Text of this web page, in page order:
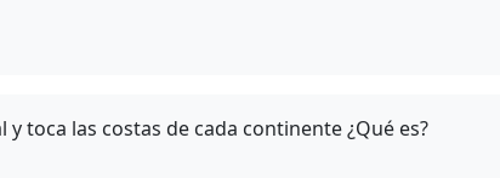
toca las costas de cada continente ¿Qué es?